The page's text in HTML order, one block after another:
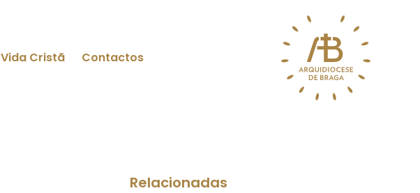
Vida Cristã Contactos
Relacionadas